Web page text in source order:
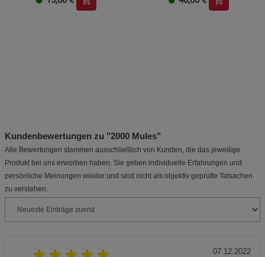
Kundenbewertungen zu "2000 Mules"
Alle Bewertungen stammen ausschließlich von Kunden, die das jeweilige
Produkt bei uns erworben haben. Sie geben individuelle Erfahrungen und
persönliche Meinungen wieder und sind nicht als objektiv geprüfte Tatsachen
zu verstehen.
07.12.2022